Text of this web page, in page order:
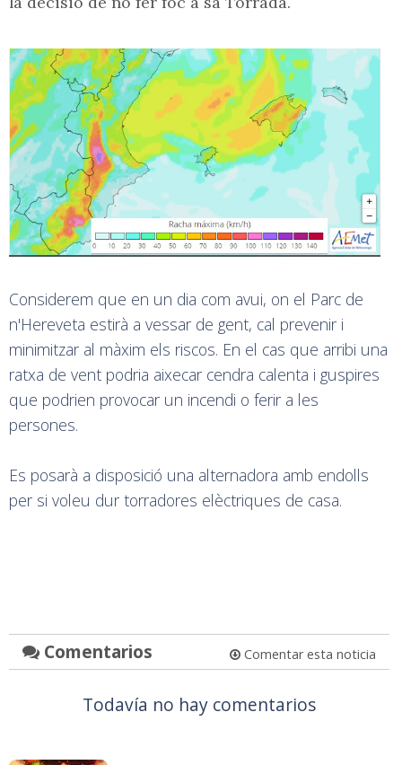
Considerem que en un dia com avui, on el Parc de
n'Hereveta estirà a vessar de gent, cal prevenir i
minimitzar al màxim els riscos. En el cas que arribi una
ratxa de vent podria aixecar cendra calenta i guspires
que podrien provocar un incendi o ferir a les
persones.
Es posarà a disposició una alternadora amb endolls
per si voleu dur torradores elèctriques de casa.
Comentarios Comentar esta noticia
Todavía no hay comentarios